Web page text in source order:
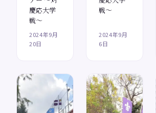
慶応大学
戦～
2024年9月
20日
戦～
2024年9月
6日